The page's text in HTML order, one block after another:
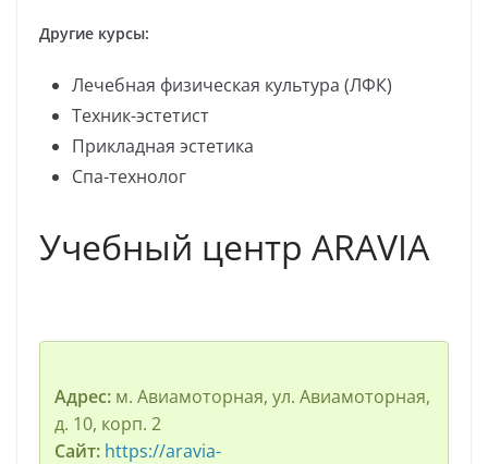
Другие курсы:
Лечебная физическая культура (ЛФК)
Техник-эстетист
Прикладная эстетика
Спа-технолог
Учебный центр ARAVIA
Адрес:м. Авиамоторная, ул. Авиамоторная,
д. 10, корп. 2
Сайт: https://aravia-